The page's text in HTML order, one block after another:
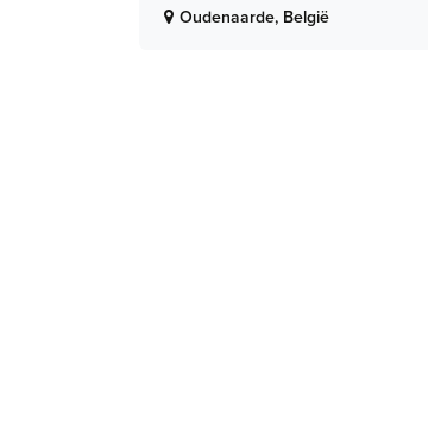
Oudenaarde, België